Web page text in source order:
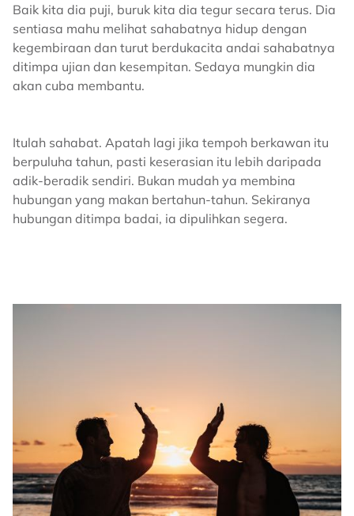
Baik kita dia puji, buruk kita dia tegur secara terus. Dia
sentiasa mahu melihat sahabatnya hidup dengan
kegembiraan dan turut berdukacita andai sahabatnya
ditimpa ujian dan kesempitan. Sedaya mungkin dia
akan cuba membantu.
Itulah sahabat. Apatah lagi jika tempoh berkawan itu
berpuluha tahun, pasti keserasian itu lebih daripada
adik-beradik sendiri. Bukan mudah ya membina
hubungan yang makan bertahun-tahun. Sekiranya
hubungan ditimpa badai, ia dipulihkan segera.